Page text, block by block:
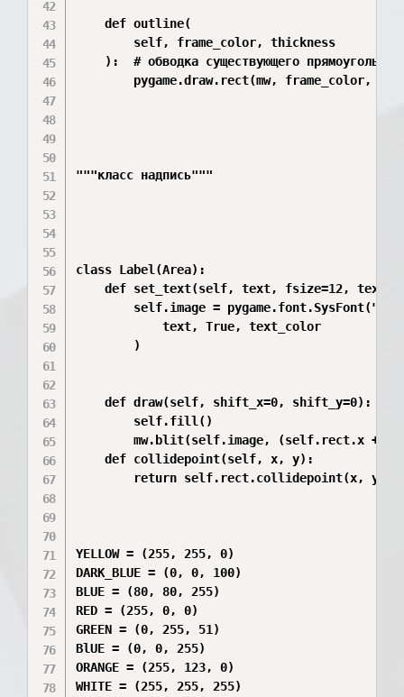
    def outline(
        self, frame_color, thickness
):  # обводка существующего
pygame.draw.rect(mw, frame_color,
"""класс надпись"""
class Label(Area):
def set_text(self, text, fsize=12,
self.image =
            text, True, text_color
        )
    def draw(self, shift_x=0, shift_y=0):
        self.fill()
mw.blit(self.image, (self.rect.x +
    def collidepoint(self, x, y):
        return self.rect.collidepoint(x, y)
YELLOW = (255, 255, 0)
DARK_BLUE = (0, 0, 100)
BLUE = (80, 80, 255)
RED = (255, 0, 0)
GREEN = (0, 255, 51)
BlUE = (0, 0, 255)
ORANGE = (255, 123, 0)
WHITE = (255, 255, 255)